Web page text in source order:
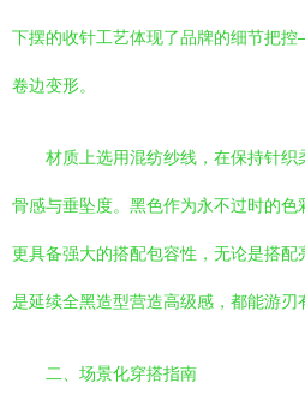
下摆的收针工艺体现了品牌的细节把
卷边变形。
材质上选用混纺纱线，在保持针
骨感与垂坠度。黑色作为永不过时的色
更具备强大的搭配包容性，无论是搭
是延续全黑造型营造高级感，都能游刃
二、场景化穿搭指南